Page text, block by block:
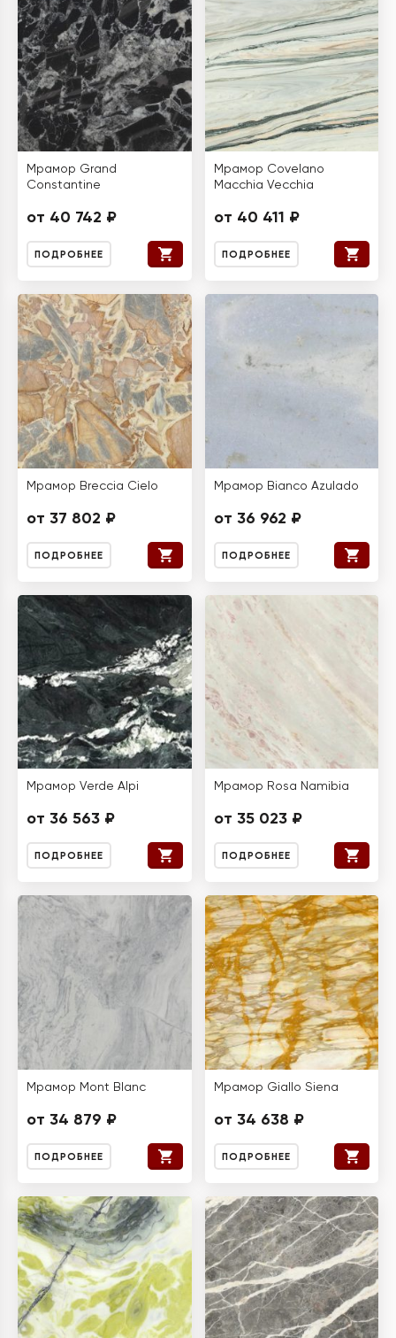
Мрамор Grand
Constantine
от 40 742 ₽
ПОДРОБНЕЕ
Мрамор Covelano
Macchia Vecchia
от 40 411 ₽
ПОДРОБНЕЕ
Мрамор Breccia Cielo
от 37 802 ₽
ПОДРОБНЕЕ
Мрамор Bianco Azulado
от 36 962 ₽
ПОДРОБНЕЕ
Мрамор Verde Alpi
от 36 563 ₽
ПОДРОБНЕЕ
Мрамор Rosa Namibia
от 35 023 ₽
ПОДРОБНЕЕ
Мрамор Mont Blanc
от 34 879 ₽
ПОДРОБНЕЕ
Мрамор Giallo Siena
от 34 638 ₽
ПОДРОБНЕЕ